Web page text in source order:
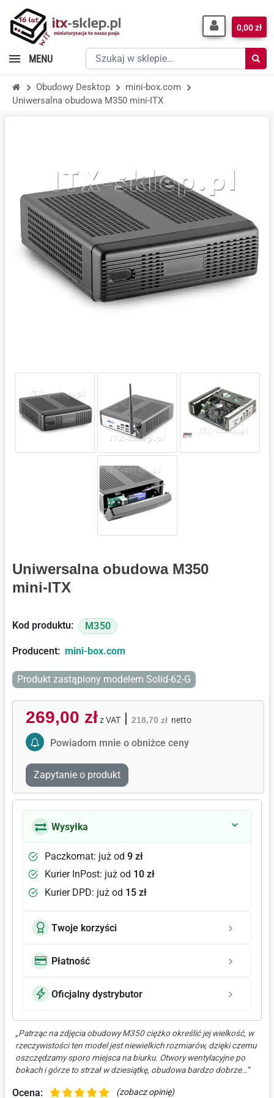
Szukaj
w
sklepie…
0,00 zł
MENU
Obudowy Desktop
mini-box.com
Uniwersalna obudowa M350 mini-ITX
Uniwersalna obudowa M350
mini-ITX
Kod produktu: M350
Producent: mini-box.com
Produkt zastąpiony modelem Solid-62-G
269,00 zł z VAT| 218,70 zł netto
Activate Price Alert
Powiadom mnie o obniżce ceny
Zapytanie o produkt
Wysyłka
Paczkomat: już od 9 zł
Kurier InPost: już od 10 zł
Kurier DPD: już od 15 zł
Twoje korzyści
Płatność
Oficjalny dystrybutor
„Patrząc na zdjęcia obudowy M350 ciężko określić jej wielkość, w
rzeczywistości ten model jest niewielkich rozmiarów, dzięki czemu
oszczędzamy sporo miejsca na biurku. Otwory wentylacyjne po
bokach i górze to strzał w dziesiątkę, obudowa bardzo dobrze…”
Ocena: (zobacz opinię)